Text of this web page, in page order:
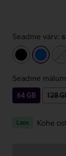
Seadme värv:
must
sinine
Seadme
64 GB 128
Laos Kohe